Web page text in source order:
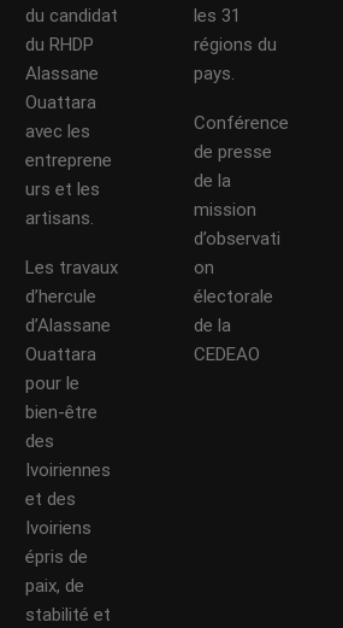
du candidat
du RHDP
Alassane
Ouattara
avec les
entreprene
urs et les
artisans.
Les travaux
d’hercule
d’Alassane
Ouattara
pour le
bien-être
des
Ivoiriennes
et des
Ivoiriens
épris de
paix, de
stabilité et
les 31
régions du
pays.
Conférence
de presse
de la
mission
d’observati
on
électorale
de la
CEDEAO